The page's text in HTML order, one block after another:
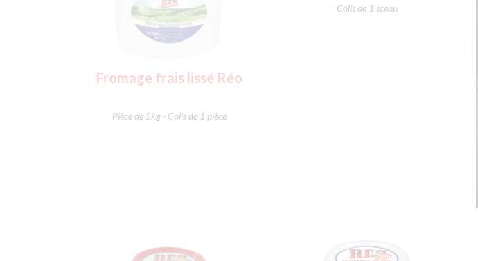
Fromage frais lissé Réo
Pièce de 5kg - Colis de 1 pièce
Colis de 1 sceau